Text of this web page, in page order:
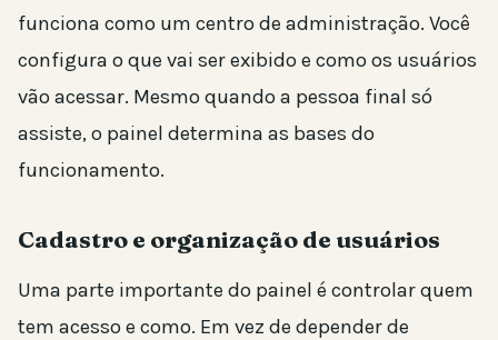
funciona como um centro de administração. Você
configura o que vai ser exibido e como os usuários
vão acessar. Mesmo quando a pessoa final só
assiste, o painel determina as bases do
funcionamento.
Cadastro e organização de usuários
Uma parte importante do painel é controlar quem
tem acesso e como. Em vez de depender de